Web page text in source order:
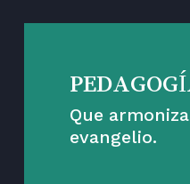
Que
evangelio.